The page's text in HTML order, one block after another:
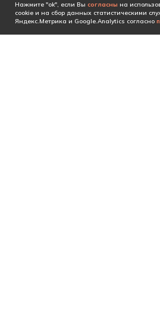
Нажмите "ok", если Вы согласны на
cookie и на сбор данных статистическими
Яндекс.Метрика и Google.Analytics согласно